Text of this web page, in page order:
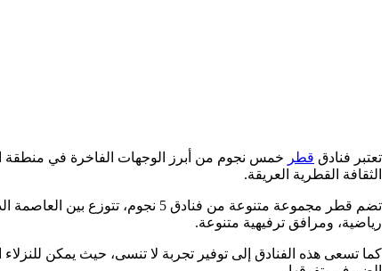
تعتبر فنادق قطر خمس نجوم من أبرز الوجهات الفاخرة في منطقة
الثقافة القطرية العريقة.
تضم قطر مجموعة متنوعة من
رياضية، ومرافق ترفيهية متنوعة.
كما تسعى هذه الفنادق إلى توفير تجربة لا تنسى، حيث يمكن